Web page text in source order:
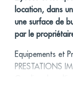
location, dans
une surface de
par le
Equipements et
PRESTATIONS